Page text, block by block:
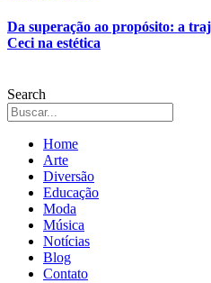
Da superação ao propósito: a
Ceci na estética
Search
Home
Arte
Diversão
Educação
Moda
Música
Notícias
Blog
Contato